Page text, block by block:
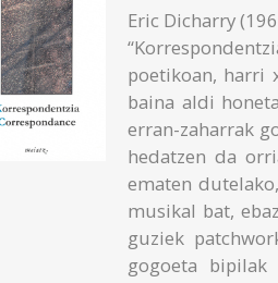
Eric Dicharry
poetikoan, harri
baina aldi
erran-zaharrak
hedatzen da
ematen
musikal bat,
guziek
gogoeta